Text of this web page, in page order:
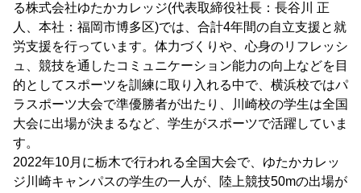
る株式会社ゆたかカレッジ(代表取締役社長：長谷川 正
人、本社：福岡市博多区)では、合計4年間の自立支援と就
労支援を行っています。体力づくりや、心身のリフレッシ
ュ、競技を通したコミュニケーション能力の向上などを目
的としてスポーツを訓練に取り入れる中で、横浜校ではパ
ラスポーツ大会で準優勝者が出たり、川崎校の学生は全国
大会に出場が決まるなど、学生がスポーツで活躍していま
す。
2022年10月に栃木で行われる全国大会で、ゆたかカレッ
ジ川崎キャンパスの学生の一人が、陸上競技50mの出場が